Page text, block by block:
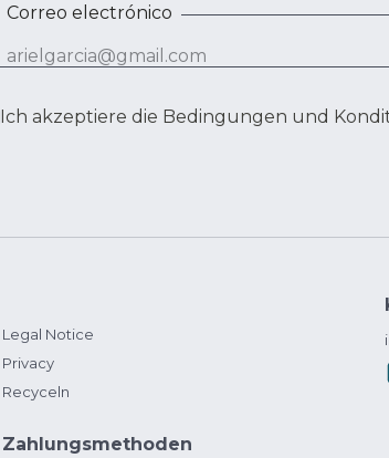
Correo electrónico
Ich akzeptiere die Bedingungen und
Legal Notice
Privacy
Recyceln
Zahlungsmethoden